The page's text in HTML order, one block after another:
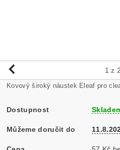
1 z 2
Kovový široký náustek Eleaf pro
Dostupnost
Můžeme doručit do